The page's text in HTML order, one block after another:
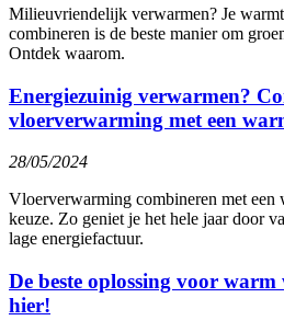
Milieuvriendelijk verwarmen? Je
combineren is de beste manier om
Ontdek waarom.
Energiezuinig verwarmen?
vloerverwarming met een
28/05/2024
Vloerverwarming combineren met een
keuze. Zo geniet je het hele jaar door
lage energiefactuur.
De beste oplossing voor
hier!